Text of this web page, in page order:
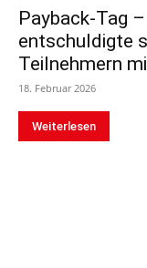
Payback-Tag
entschuldigte
Teilnehmern
18. Februar 2026
Weiterlesen